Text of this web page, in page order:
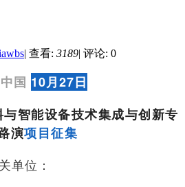
| 查看: 3189| 评论: 0
国 10月27日
智能设备技术集成与创新专
演项目征集
单位：